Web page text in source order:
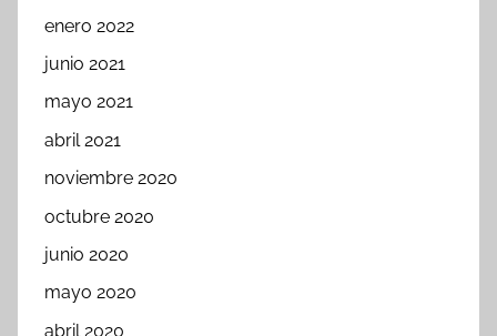
enero 2022
junio 2021
mayo 2021
abril 2021
noviembre 2020
octubre 2020
junio 2020
mayo 2020
abril 2020